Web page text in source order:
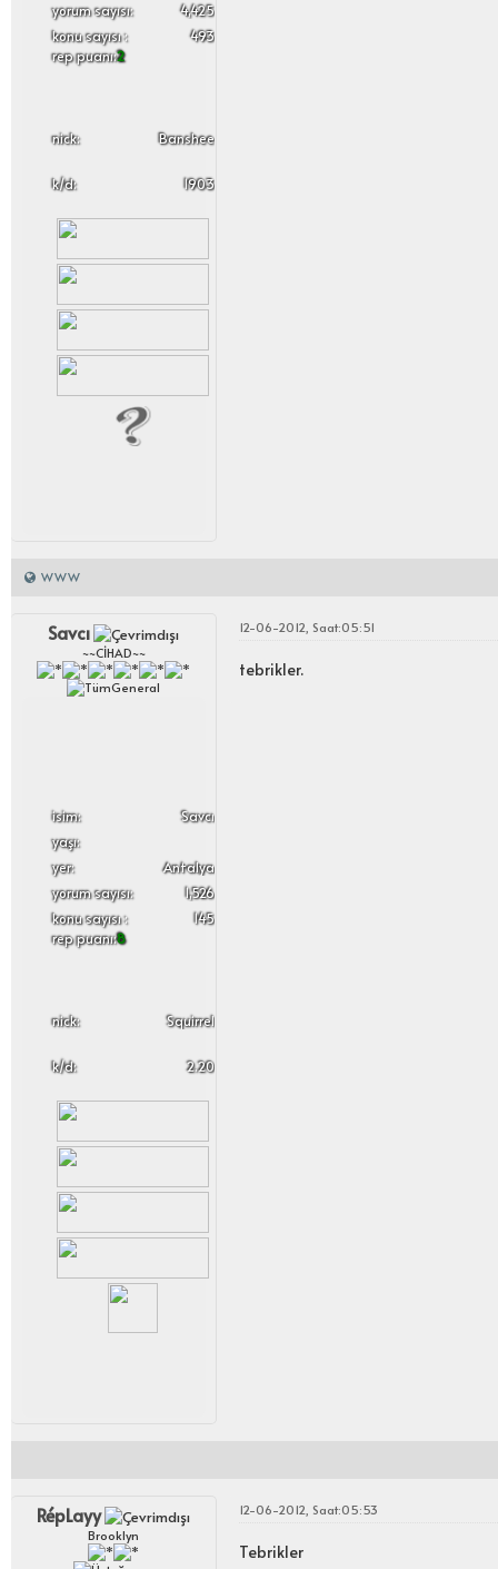
yorum sayısı:
4,425
konu sayısı :
493
rep puanı:2
nick: Banshee
k/d: 1903
WWW
Savcı
~~CİHAD~~
i̇sim:
Savcı
yaşı:
yer:
Antalya
yorum sayısı:
1,526
konu sayısı :
145
rep puanı:8
nick: Squirrel
k/d: 2.20
12-06-2012, Saat:05:51
tebrikler.
RépLayy
Brooklyn
12-06-2012, Saat:05:53
Tebrikler